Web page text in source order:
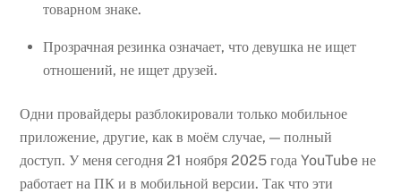
товарном знаке.
Прозрачная резинка означает, что девушка не ищет
отношений, не ищет друзей.
Одни провайдеры разблокировали только мобильное
приложение, другие, как в моём случае, — полный
доступ. У меня сегодня 21 ноября 2025 года YouTube не
работает на ПК и в мобильной версии. Так что эти